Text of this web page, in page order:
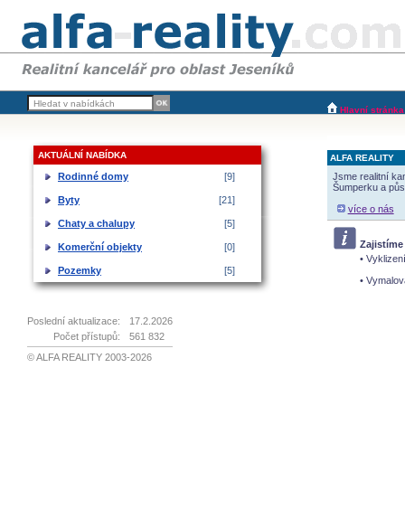
Hlavní stránka
AKTUÁLNÍ NABÍDKA
Rodinné domy [9]
Byty [21]
Chaty a chalupy [5]
Komerční objekty [0]
Pozemky [5]
Poslední aktualizace:
17.2.2026
Počet přístupů:
561 832
© ALFA REALITY 2003-2026
ALFA REALITY
Jsme realitní
Šumperku a
více o nás
Zajistíme
•
•